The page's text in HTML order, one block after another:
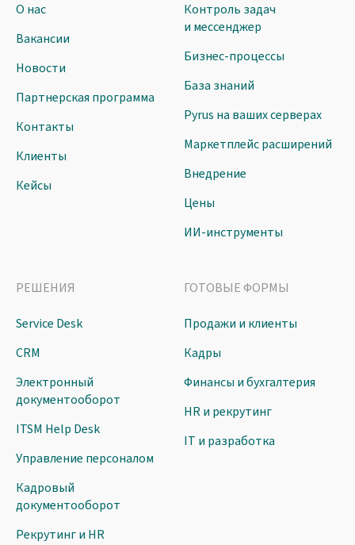
О нас
Вакансии
Новости
Партнерская программа
Контакты
Клиенты
Кейсы
Контроль задач
и мессенджер
Бизнес-процессы
База знаний
Pyrus на ваших серверах
Маркетплейс расширений
Внедрение
Цены
ИИ-инструменты
РЕШЕНИЯ
Service Desk
CRM
Электронный
документооборот
ITSM Help Desk
Управление персоналом
Кадровый
документооборот
Рекрутинг и HR
ГОТОВЫЕ ФОРМЫ
Продажи и клиенты
Кадры
Финансы и бухгалтерия
HR и рекрутинг
IT и разработка